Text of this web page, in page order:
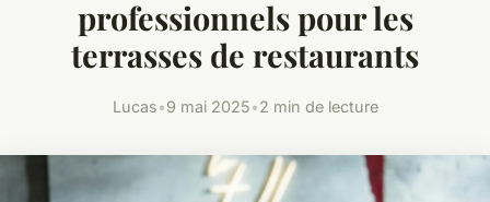
professionnels pour les
terrasses de restaurants​
Lucas•9 mai 2025•2 min de lecture